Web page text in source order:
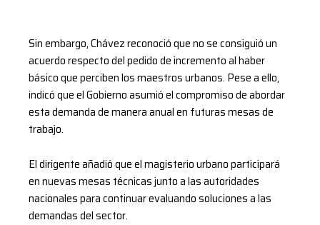
Sin embargo, Chávez reconoció que no se consiguió un
acuerdo respecto del pedido de incremento al haber
básico que perciben los maestros urbanos. Pese a ello,
indicó que el Gobierno asumió el compromiso de abordar
esta demanda de manera anual en futuras mesas de
trabajo.
El dirigente añadió que el magisterio urbano participará
en nuevas mesas técnicas junto a las autoridades
nacionales para continuar evaluando soluciones a las
demandas del sector.